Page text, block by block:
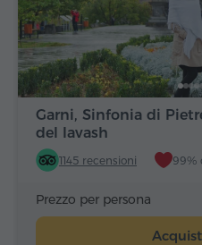
Garni, Sinfonia di
del lavash
1145 recensioni 99%
Prezzo per persona